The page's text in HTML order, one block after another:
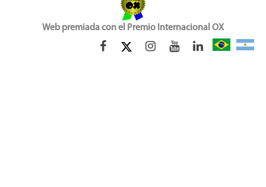
Web premiada con el Premio Internacional OX